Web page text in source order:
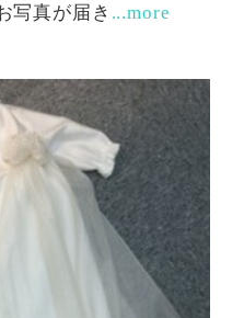
写真が届き ...more